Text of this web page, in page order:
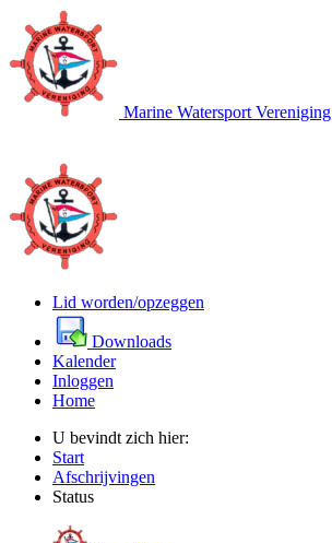
Marine Watersport Vereniging
Lid worden/opzeggen
Downloads
Kalender
Inloggen
Home
U bevindt zich hier:
Start
Afschrijvingen
Status